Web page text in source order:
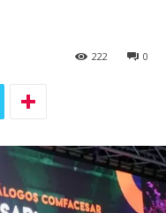
0
222